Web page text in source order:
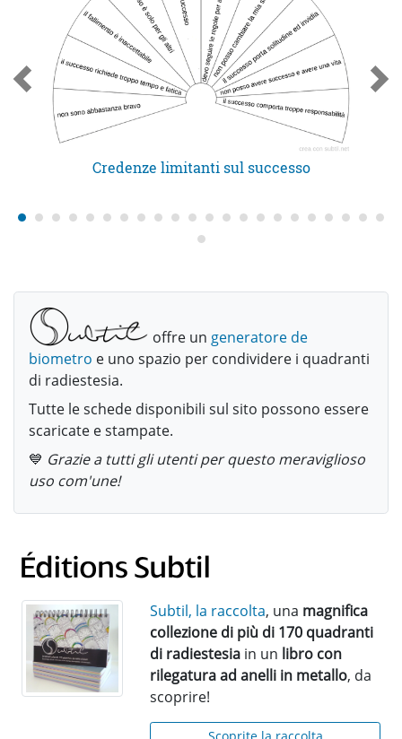
Credenze limitanti sul successo
offre un generatore de
biometro e uno spazio per condividere i quadranti
di radiestesia.
Tutte le schede disponibili sul sito possono essere
scaricate e stampate.
💙 Grazie a tutti gli utenti per questo meraviglioso
uso com'une!
Subtil, la raccolta, una magnifica
collezione di più di 170 quadranti
di radiestesia in un libro con
rilegatura ad anelli in metallo, da
scoprire!
Scoprite la raccolta